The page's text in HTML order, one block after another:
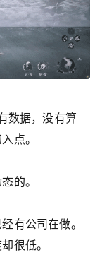
数据，没有算
点。
的。
有公司在做。
很低。